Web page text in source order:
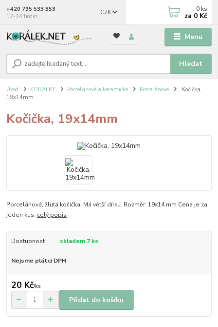
Menu
CZK
Hledat
+420 795 533 353
12-14 hodin
0 ks
za 0 Kč
Úvod KORÁLKY Porcelánové a keramické Porcelánové
Kočička,
19x14mm
Kočička, 19x14mm
Porcelánová, žlutá kočička. Má větší dírku. Rozměr: 19x14 mm Cena je za
jeden kus. celý popis
Dostupnost skladem 7 ks
Nejsme plátci DPH
20 Kč/ks
Přidat do košíku